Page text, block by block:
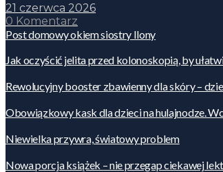
21 czerwca 2026
0 Komentarz
Post domowy okiem siostry Ilony
Jak oczyścić jelita przed kolonoskopią, by
Rewolucyjny booster zbawienny dla skóry –
Obowiązkowy kask dla dzieci na hulajnodze.
Niewielka przywra, światowy problem
Nowa porcja książek – nie przegap ciekawej